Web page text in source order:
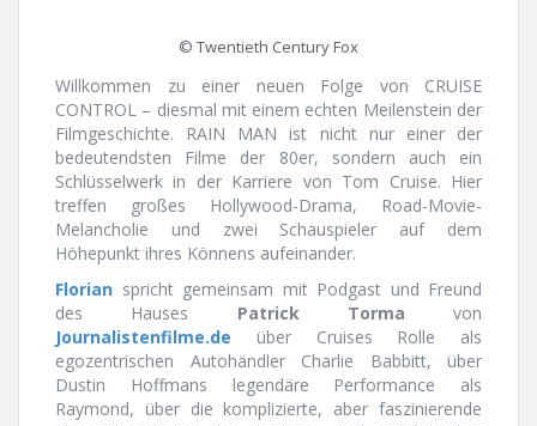
© Twentieth Century Fox
Willkommen zu einer neuen Folge von CRUISE
CONTROL – diesmal mit einem echten Meilenstein der
Filmgeschichte. RAIN MAN ist nicht nur einer der
bedeutendsten Filme der 80er, sondern auch ein
Schlüsselwerk in der Karriere von Tom Cruise. Hier
treffen großes Hollywood-Drama, Road-Movie-
Melancholie und zwei Schauspieler auf dem
Höhepunkt ihres Könnens aufeinander.
Florian spricht gemeinsam mit Podgast und Freund
des Hauses Patrick Torma von
Journalistenfilme.de über Cruises Rolle als
egozentrischen Autohändler Charlie Babbitt, über
Dustin Hoffmans legendäre Performance als
Raymond, über die komplizierte, aber faszinierende